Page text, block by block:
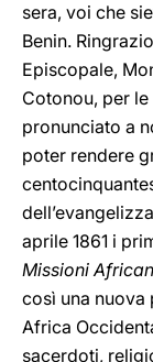
sera, voi che
Benin.
Episcopale,
Cotonou, per
pronunciato a
poter rendere
aprile 1861 i
Missioni
così una nuova
Africa
sacerdoti,